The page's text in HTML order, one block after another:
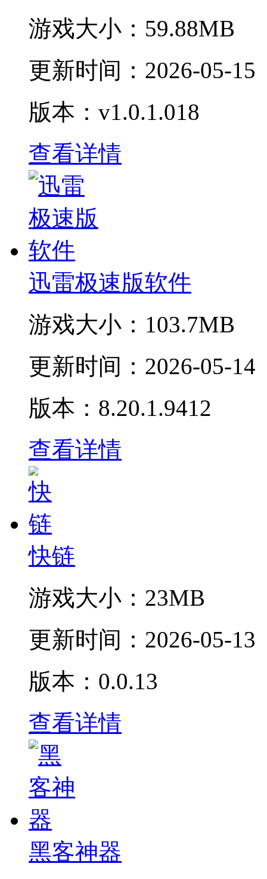
游戏大小： 59.88MB
更新时间： 2026-05-15
版本：v1.0.1.018
查看详情
迅雷极速版软件
游戏大小： 103.7MB
更新时间： 2026-05-14
版本：8.20.1.9412
查看详情
快链
游戏大小： 23MB
更新时间： 2026-05-13
版本：0.0.13
查看详情
黑客神器